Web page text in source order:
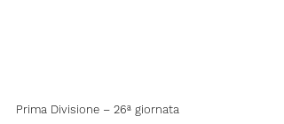
Prima Divisione – 26ª giornata